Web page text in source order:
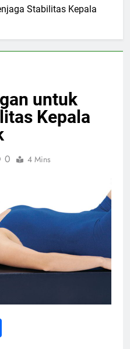
Stabilitas Kepala
untuk
Kepala
0 4 Mins